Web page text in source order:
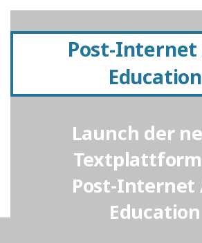
Post-Internet
Education
Launch der
Post-Internet
Education